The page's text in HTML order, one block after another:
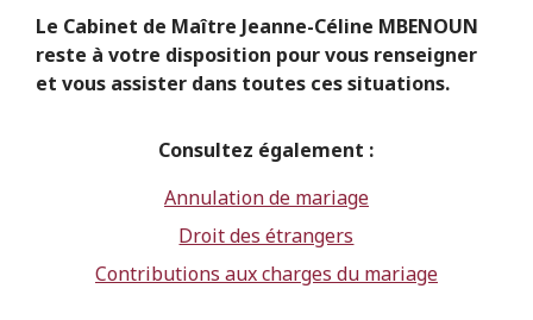
Le Cabinet de Maître Jeanne-Céline MBENOUN
reste à votre disposition pour vous renseigner
et vous assister dans toutes ces situations.
Consultez également :
Annulation de mariage
Droit des étrangers
Contributions aux charges du mariage